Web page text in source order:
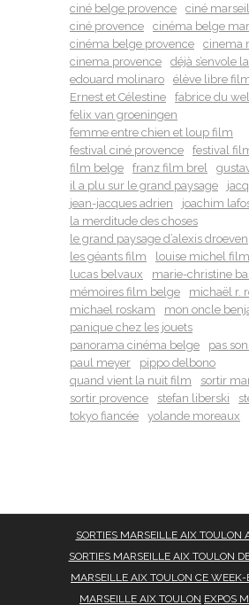
ciné belge provence
ciné
ciné provence
cinéma belge
cinéma belge provence
cinema
cinema provence
déjà s’envole
edouard molinaro
élève libre
Ernest et Célestine
fabrice du
felix van groeningen
femme entre chien et loup film
festival ciné provence
festival
film belge
franz film brel
il a plu sur le grand paysage
jean-jacques adrien
joachim
la merditude des choses
le grand paysage d’alexis droeven
les géants film
louise michel film
lucas belvaux
marie-christine
mémoires film belge
michaël r.
michael roskam
mon oncle
panique chez les jouets
panorama cinéma belge
pas
paul meyer
pippo delbono
quand vient la nuit film
sortir
sortir provence
stefan liberski
tokyo fiancée
yolande moreaux
SORTIES MARSEILLE AIX TOULON
SORTIES MARSEILLE AIX TOULON
MARSEILLE AIX TOULON CE WEEK-
MARSEILLE AIX TOULON EXPOS